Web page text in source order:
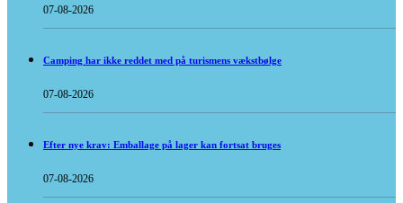
07-08-2026
Camping har ikke reddet med på turismens vækstbølge
07-08-2026
Efter nye krav: Emballage på lager kan fortsat bruges
07-08-2026